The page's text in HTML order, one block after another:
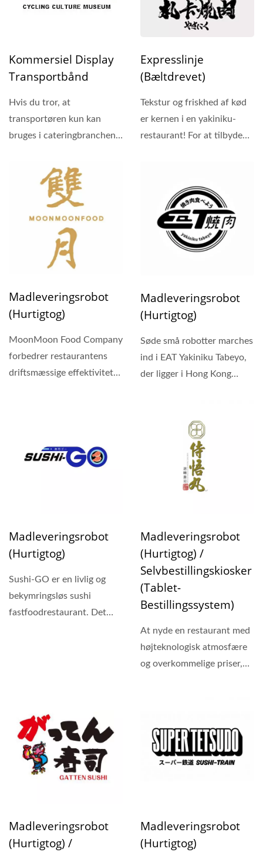
Kommersiel Display
Transportbånd
Hvis du tror, at
transportøren kun kan
bruges i cateringbranchen,
Expresslinje
(Bæltdrevet)
Tekstur og friskhed af kød
er kernen i en yakiniku-
restaurant! For at tilbyde
Madleveringsrobot
(Hurtigtog)
MoonMoon Food Company
forbedrer restaurantens
driftsmæssige effektivitet
Madleveringsrobot
(Hurtigtog)
Søde små robotter marches
ind i EAT Yakiniku Tabeyo,
der ligger i Hong Kong
Madleveringsrobot
(Hurtigtog)
Sushi-GO er en livlig og
bekymringsløs sushi
fastfoodrestaurant. Det
Madleveringsrobot
(Hurtigtog) /
Selvbestillingskiosker
(Tablet-
Bestillingssystem)
At nyde en restaurant med
højteknologisk atmosfære
og overkommelige priser,
Madleveringsrobot
(Hurtigtog) /
Madleveringsrobot
(Hurtigtog)